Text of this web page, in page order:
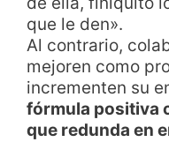
que le den».
Al contrario,
mejoren como
incrementen su
fórmula positiva
que redunda en